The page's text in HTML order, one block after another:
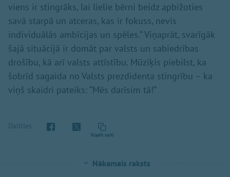
viens ir stingrāks, lai lielie bērni beidz apbižoties
savā starpā un atceras, kas ir fokuss, nevis
individuālās ambīcijas un spēles.” Viņaprāt, svarīgāk
šajā situācijā ir domāt par valsts un sabiedrības
drošību, kā arī valsts attīstību. Mūziķis piebilst, ka
šobrīd sagaida no Valsts prezdidenta stingrību – ka
viņš skaidri pateiks: “Mēs darīsim tā!”
Dalīties
Kopēt saiti
Nākamais raksts